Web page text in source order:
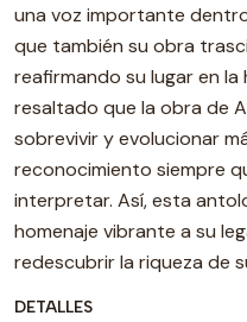
una voz importante
que también su obra
reafirmando su lugar en
resaltado que la obra de
sobrevivir y evolucionar
reconocimiento siempre
interpretar. Así, esta
homenaje vibrante a su
redescubrir la riqueza de
DETALLES